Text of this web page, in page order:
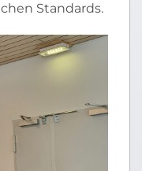
Standards.